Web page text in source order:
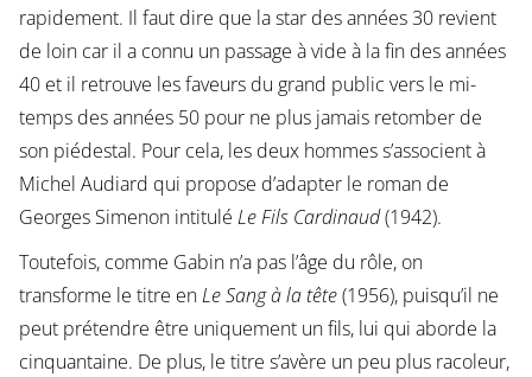
rapidement. Il faut dire que la star des années 30 revient
de loin car il a connu un passage à vide à la fin des années
40 et il retrouve les faveurs du grand public vers le mi-
temps des années 50 pour ne plus jamais retomber de
son piédestal. Pour cela, les deux hommes s’associent à
Michel Audiard qui propose d’adapter le roman de
Georges Simenon intitulé Le Fils Cardinaud(1942).
Toutefois, comme Gabin n’a pas l’âge du rôle, on
transforme le titre enLe Sang à la tête(1956), puisqu’il ne
peut prétendre être uniquement un fils, lui qui aborde la
cinquantaine. De plus, le titre s’avère un peu plus racoleur,